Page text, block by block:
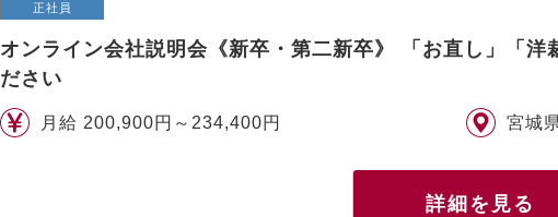
正社員
オンライン会社説明会《新卒・第二新卒》 「お直し」「洋
ださい
月給 200,900円～234,400円 宮城
詳細を見る